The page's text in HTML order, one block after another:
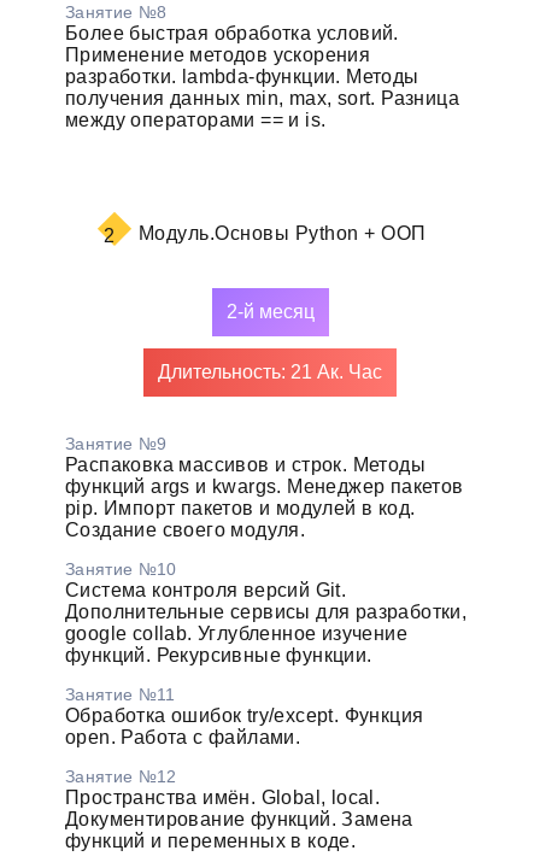
Занятие №8
Более быстрая обработка условий.
Применение методов ускорения
разработки. lambda-функции. Методы
получения данных min, max, sort. Разница
между операторами == и is.
2 Модуль.Основы Python + ООП
2-й месяц
Длительность: 21 Ак. Час
Занятие №9
Распаковка массивов и строк. Методы
функций args и kwargs. Менеджер пакетов
pip. Импорт пакетов и модулей в код.
Создание своего модуля.
Занятие №10
Система контроля версий Git.
Дополнительные сервисы для разработки,
google collab. Углубленное изучение
функций. Рекурсивные функции.
Занятие №11
Обработка ошибок try/except. Функция
open. Работа с файлами.
Занятие №12
Пространства имён. Global, local.
Документирование функций. Замена
функций и переменных в коде.